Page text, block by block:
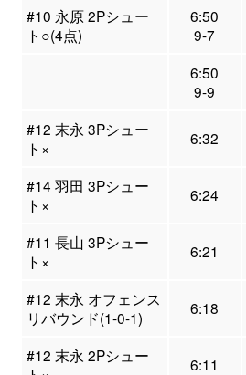
#10 永原 2Pシュー
ト○(4点)
6:50
9-7
6:50
9-9
#12 末永 3Pシュー
ト×
6:32
#14 羽田 3Pシュー
ト×
6:24
#11 長山 3Pシュー
ト×
6:21
#12 末永 オフェンス
リバウンド(1-0-1)
6:18
#12 末永 2Pシュー
6:11